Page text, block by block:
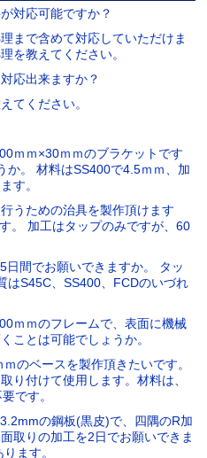
対応可能ですか？
まで含めて対応していただけま
を教えてください。
応出来ますか？
てください。
ｍｍ×30ｍｍのブラケットです
か。 材料はSS400で4.5ｍｍ、加
す。
うための治具を製作頂けます
。 加工はタップのみですが、60
間でお願いできますか。 タッ
はS45C、SS400、FCDのいづれ
ｍｍのフレームで、表面に機械
ことは可能でしょうか。
のベースを製作頂きたいです。
り付けて使用します。材料は、
です。
の鋼板(黒皮)で、四隅のR加
取りの加工を2日でお願いできま
ます。